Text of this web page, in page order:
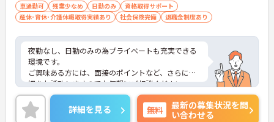
車通勤可 残業少なめ 日勤のみ
資格取得サポート
産休･育休･介護休暇取得実績あり
社会保険完備 退職金制度あり
夜勤なし、日勤のみの為プライベートも充実できる
環境です。
ご興味ある方には、面接のポイントなど、さらに詳
細をお話致しますのでお気軽にご相談ください。
詳細を見る 無料
最新の募集状況を問
い合わせる